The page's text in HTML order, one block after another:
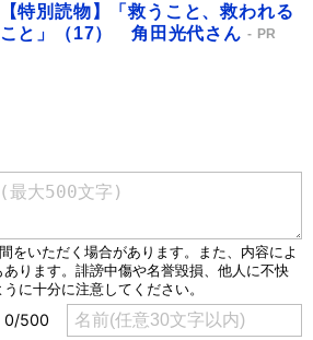
【特別読物】「救うこと、救われる
こと」（17） 角田光代さん
PR